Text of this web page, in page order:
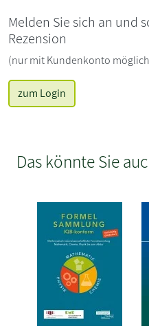
Melden Sie sich an und
Rezension
(nur mit Kundenkonto
zum Login
Das könnte Sie